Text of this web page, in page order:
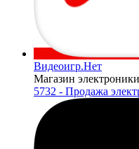
Видеоигр.Нет
Магазин электроники
5732 - Продажа